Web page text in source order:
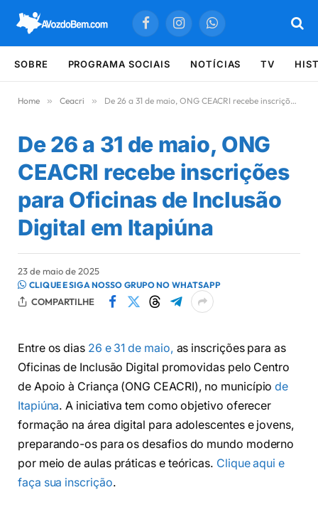
FacebookInstagramWhatsApp
SOBRE PROGRAMA SOCIAIS NOTÍCIAS TV
Home » Ceacri » De 26 a 31 de maio, ONG CEACRI recebe inscrições para Oficinas de Inclusão Digital em Itapiúna
De 26 a 31 de maio, ONG
CEACRI recebe inscrições
para Oficinas de Inclusão
Digital em Itapiúna
23 de maio de 2025
CLIQUE E SIGA NOSSO GRUPO NO WHATSAPP
COMPARTILHE
Entre os dias 26 e 31 de maio, as inscrições para as
Oficinas de Inclusão Digital promovidas pelo Centro
de Apoio à Criança (ONG CEACRI), no município de
Itapiúna. A iniciativa tem como objetivo oferecer
formação na área digital para adolescentes e jovens,
preparando-os para os desafios do mundo moderno
por meio de aulas práticas e teóricas. Clique aqui e
faça sua inscrição.